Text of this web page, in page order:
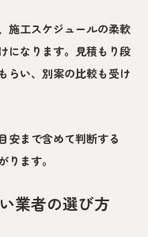
施工スケジュールの柔軟
になります。見積もり段
らい、別案の比較も受け
安まで含めて判断する
ます。
業者の選び方